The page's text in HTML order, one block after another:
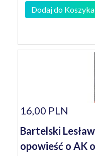
Dodaj do Koszyka
16,00 PLN
Bartelski
opowieść o AK